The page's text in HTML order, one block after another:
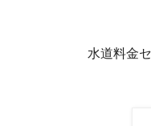
水道料金セ